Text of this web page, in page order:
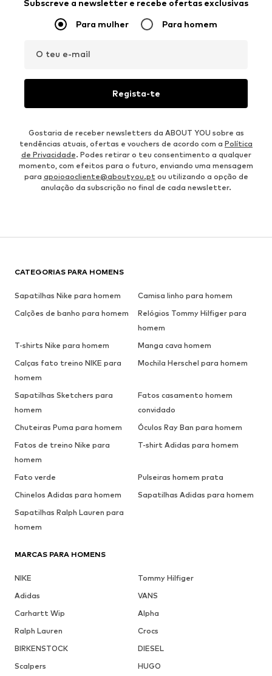
Subscreve a newsletter e recebe ofertas exclusivas
Para mulher Para homem
O teu e-mail
Regista-te
Gostaria de receber newsletters da ABOUT YOU sobre as
tendências atuais, ofertas e vouchers de acordo com a Política
de Privacidade. Podes retirar o teu consentimento a qualquer
momento, com efeitos para o futuro, enviando uma mensagem
para apoioaocliente@aboutyou.pt ou utilizando a opção de
anulação da subscrição no final de cada newsletter.
CATEGORIAS PARA HOMENS
Sapatilhas Nike para homem
Camisa linho para homem
Calções de banho para homem
Relógios Tommy Hilfiger para
homem
T-shirts Nike para homem
Manga cava homem
Calças fato treino NIKE para
homem
Mochila Herschel para homem
Sapatilhas Sketchers para
homem
Fatos casamento homem
convidado
Chuteiras Puma para homem
Óculos Ray Ban para homem
Fatos de treino Nike para
homem
T-shirt Adidas para homem
Fato verde
Pulseiras homem prata
Chinelos Adidas para homem
Sapatilhas Adidas para homem
Sapatilhas Ralph Lauren para
homem
MARCAS PARA HOMENS
NIKE
Tommy Hilfiger
Adidas
VANS
Carhartt Wip
Alpha
Ralph Lauren
Crocs
BIRKENSTOCK
DIESEL
Scalpers
HUGO